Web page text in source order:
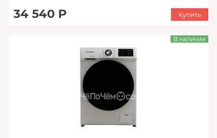
34 540 Р Купить
В наличии